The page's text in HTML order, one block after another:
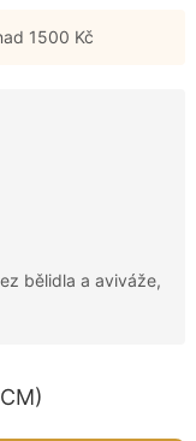
1500 Kč
bělidla a aviváže,